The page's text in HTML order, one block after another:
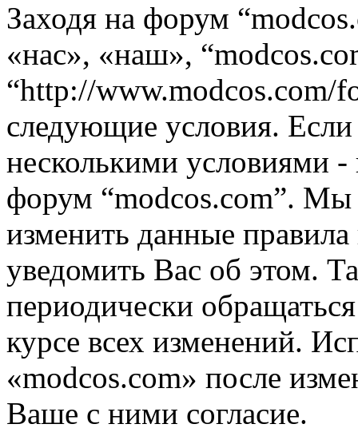
Заходя на форум
«нас», «наш»,
“http://www.modcos.com/
следующие условия.
несколькими условиями -
форум “modcos.com”. Мы
изменить данные
уведомить Вас об этом.
периодически
курсе всех изменений.
«modcos.com» после
Ваше с ними согласие.